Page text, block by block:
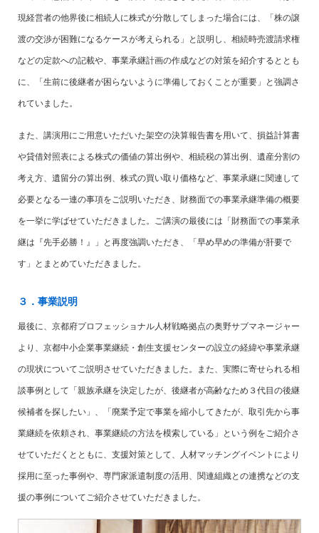
現経営者の他界後に相続人に株式が分散してしまった場合には、「株の譲
渡の交渉が困難になるケースが考えられる」と説明し、相続時売渡請求権
などの定款への記載や、事業承継計画の作成などの対策を紹介するととも
に、「生前に後継者が困らないように準備しておくことが重要」と強調さ
れていました。
また、講演用にご用意いただいた架空の決算報告書を用いて、損益計算書
や貸借対照表による株式の価値の算出例や、相続税の算出例、遺産分割の
考え方、遺留分の算出例、株式の買い取り価格など、事業承継に関連して
必要となる一連の事項をご説明いただき、財務面での事業承継準備の概要
を一挙に学ばせていただきました。ご講演の最後には「財務面での事業承
継は『先手必勝！』」と再度強調いただき、「早め早めの準備が肝要で
す」とまとめていただきました。
３．事業説明
最後に、京都府プロフェッショナル人材戦略拠点の奥野サブマネージャー
より、京都中小企業事業継続・創生支援センターの設立の経緯や事業承継
の現状についてご説明させていただきました。また、実際に寄せられる相
談事例として「親族承継を決定したが、後継者が高齢なため３代目の後継
候補者を探したい」、「廃業予定で事業を縮小してきたが、取引先から事
業継続を依頼され、事業継続の方法を模索している」という例をご紹介さ
せていただくとともに、支援対策として、人材マッチングイベントにより
採用に至った事例や、専門家派遣制度の活用、関連組織との連携などの支
援の事例についてご紹介させていただきました。